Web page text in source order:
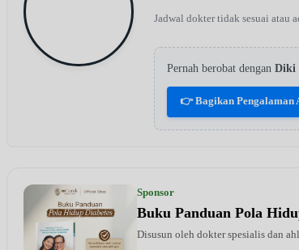
Jadwal dokter tidak sesuai atau
Pernah berobat dengan Diki
👉 Bagikan Pengalaman
Sponsor
Buku Panduan Pola
Disusun oleh dokter spesialis dan